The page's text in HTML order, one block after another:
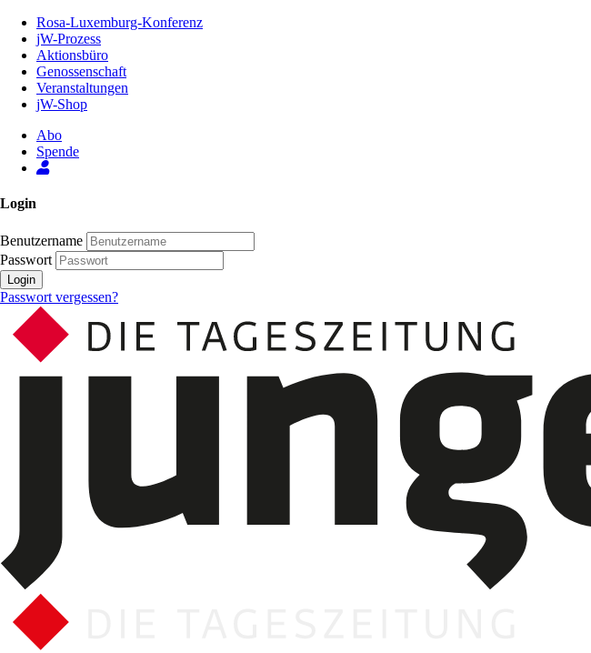
Inhalt
Seite
Rosa-Luxemburg-Konferenz
jW-Prozess
Aktionsbüro
Genossenschaft
Veranstaltungen
jW-Shop
Abo
Spende
Login
Benutzername
Passwort
Login
Passwort vergessen?